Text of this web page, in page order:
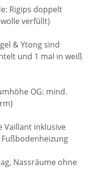
Rigips doppelt
verfüllt)
& Ytong sind
und 1 mal in weiß
OG: mind.
inklusive
Nassräume ohne